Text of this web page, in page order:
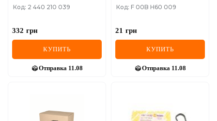
Код: 2 440 210 039
332 грн
КУПИТЬ
Отправка 11.08
Код: F 00B H60 009
21 грн
КУПИТЬ
Отправка 11.08